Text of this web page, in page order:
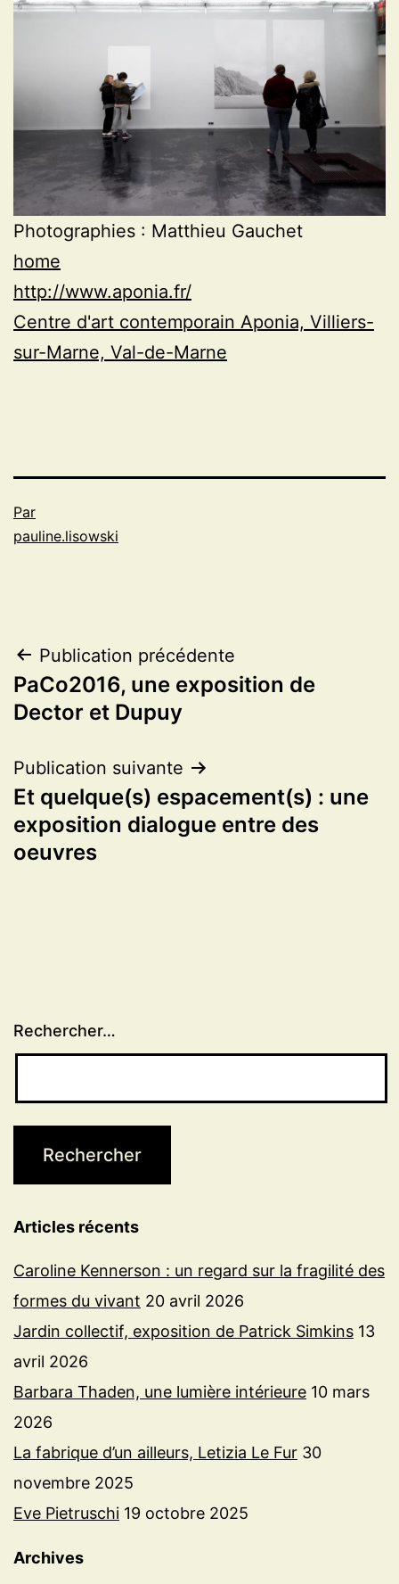
Photographies : Matthieu Gauchet
home
http://www.aponia.fr/
Centre d'art contemporain Aponia, Villiers-
sur-Marne, Val-de-Marne
Par
pauline.lisowski
Navigation
de
Publication précédente
PaCo2016, une exposition de
Dector et Dupuy
Publication suivante
Et quelque(s) espacement(s) : une
exposition dialogue entre des
oeuvres
Rechercher…
Articles récents
Caroline Kennerson : un regard sur la fragilité des
formes du vivant 20 avril 2026
Jardin collectif, exposition de Patrick Simkins 13
avril 2026
Barbara Thaden, une lumière intérieure 10 mars
2026
La fabrique d’un ailleurs, Letizia Le Fur 30
novembre 2025
Eve Pietruschi 19 octobre 2025
Archives